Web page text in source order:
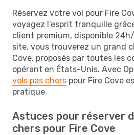
Réservez votre vol pour Fire
voyagez l’esprit tranquille
client premium, disponible
site, vous trouverez un grand
Cove, proposés par toutes les
opérant en États-Unis. Avec
vols pas chers pour Fire Cove
pratique.
Astuces pour réserver
chers pour Fire Cove